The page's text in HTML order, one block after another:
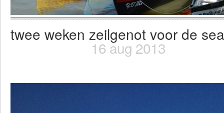
You are here
twee weken zeilgenot voor de
16 aug 2013